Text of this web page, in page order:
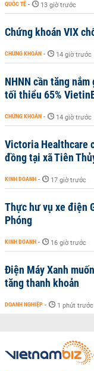
QUỐC TẾ - 13 giờ trước
Chứng khoán VIX
CHỨNG KHOÁN - 14 giờ trước
NHNN cần tăng
tối thiểu 65%
CHỨNG KHOÁN - 14 giờ trước
Victoria Healthcare
đồng tại xã Tiên
KINH DOANH - 17 giờ trước
Thực hư vụ xe điện
Phóng
KINH DOANH - 16 giờ trước
Điện Máy Xanh
tăng thanh khoản
DOANH NGHIỆP - 1 phút trước